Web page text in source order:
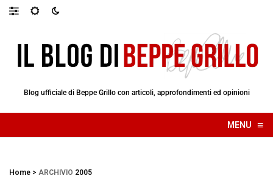
Blog ufficiale di Beppe Grillo con articoli, approfondimenti ed opinioni
MENU ≡
☰
Home > ARCHIVIO 2005